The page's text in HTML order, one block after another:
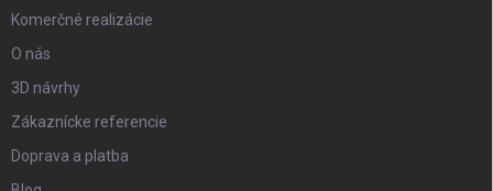
Komerčné realizácie
O nás
3D návrhy
Zákaznícke referencie
Doprava a platba